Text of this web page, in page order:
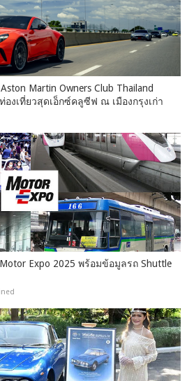
Martin Owners Club Thailand
งเที่ยวสุดเอ็กซ์คลูซีฟ ณ เมืองกรุงเก่า
Expo 2025 พร้อมข้อมูลรถ Shuttle